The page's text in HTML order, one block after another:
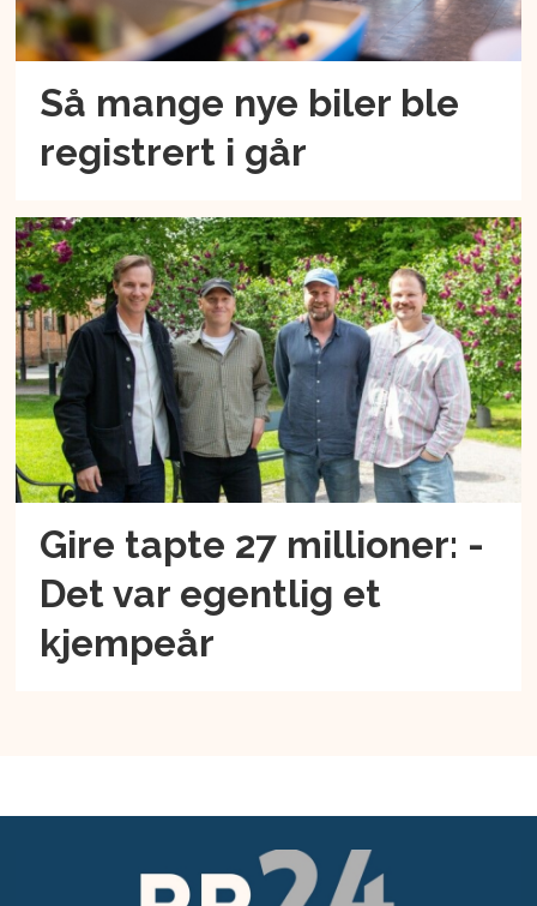
Så mange nye biler ble
registrert i går
Gire tapte 27 millioner: -
Det var egentlig et
kjempeår